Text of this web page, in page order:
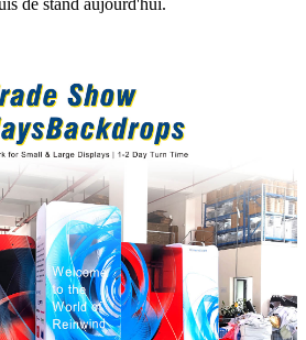
de stand aujourd'hui.